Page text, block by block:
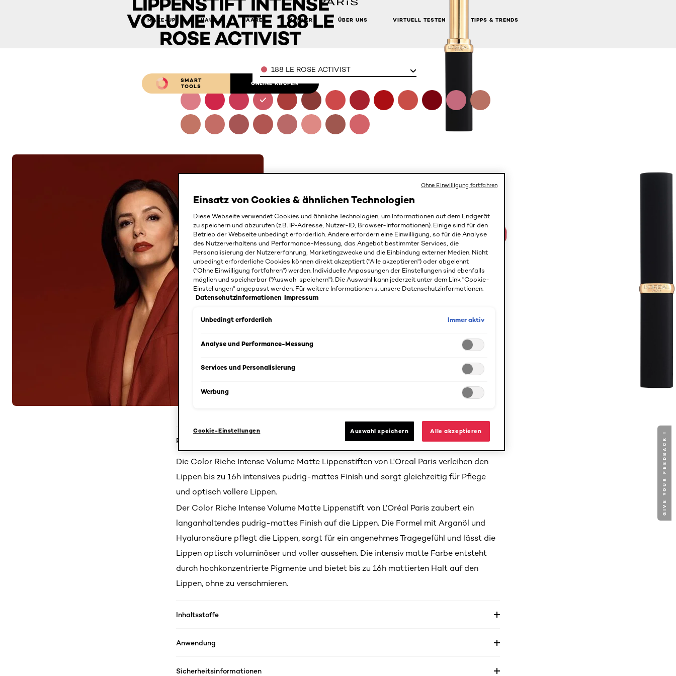
MAKE-UP HAUT HAARE MÄNNER ÜBER UNS VIRTUELL TESTEN TIPPS & TRENDS
VOLUME MATTE 188 LE
ROSE ACTIVIST
SMART
TOOLS
ONLINE KAUFEN
Color188 LE ROSE ACTIVIST
Produktdetails
Die Color Riche Intense Volume Matte Lippenstiften von L'Oreal Paris verleihen den
Lippen bis zu 16h intensives pudrig-mattes Finish und sorgt gleichzeitig für Pflege
und optisch vollere Lippen.
Der Color Riche Intense Volume Matte Lippenstift von L’Oréal Paris zaubert ein
langanhaltendes pudrig-mattes Finish auf die Lippen. Die Formel mit Arganöl und
Hyaluronsäure pflegt die Lippen, sorgt für ein angenehmes Tragegefühl und lässt die
Lippen optisch voluminöser und voller aussehen. Die intensiv matte Farbe entsteht
durch hochkonzentrierte Pigmente und bietet bis zu 16h mattierten Halt auf den
Lippen, ohne zu verschmieren.
Inhaltsstoffe
Anwendung
Sicherheitsinformationen
GIVE YOUR FEEDBACK !
Einsatz von Cookies & ähnlichen Technologien
Diese Webseite verwendet Cookies und ähnliche Technologien, um Informationen auf dem Endgerät
zu speichern und abzurufen (z.B. IP-Adresse, Nutzer-ID, Browser-Informationen). Einige sind für den
Betrieb der Webseite unbedingt erforderlich. Andere erfordern eine Einwilligung, so für die Analyse
des Nutzerverhaltens und Performance-Messung, das Angebot bestimmter Services, die
Personalisierung der Nutzererfahrung, Marketingzwecke und die Einbindung externer Medien. Nicht
unbedingt erforderliche Cookies können direkt akzeptiert ("Alle akzeptieren") oder abgelehnt
("Ohne Einwilligung fortfahren") werden. Individuelle Anpassungen der Einstellungen sind ebenfalls
möglich und speicherbar ("Auswahl speichern"). Die Auswahl kann jederzeit unter dem Link "Cookie-
Einstellungen" angepasst werden. Für weitere Informationen s. unsere Datenschutzinformationen.
Datenschutzinformationen Impressum
Unbedingt erforderlich Immer aktiv
Analyse und Performance-Messung
Services und Personalisierung
Werbung
Cookie-Einstellungen Auswahl speichern Alle akzeptieren
Ohne Einwilligung fortfahren